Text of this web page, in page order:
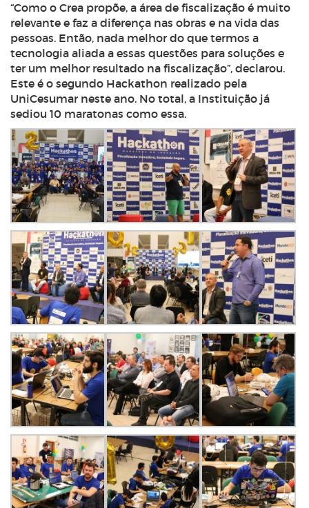
“Como o Crea propõe, a área de fiscalização é muito
relevante e faz a diferença nas obras e na vida das
pessoas. Então, nada melhor do que termos a
tecnologia aliada a essas questões para soluções e
ter um melhor resultado na fiscalização”, declarou.
Este é o segundo Hackathon realizado pela
UniCesumar neste ano. No total, a Instituição já
sediou 10 maratonas como essa.